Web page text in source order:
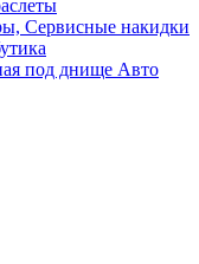
Сервисные накидки
под днище Авто